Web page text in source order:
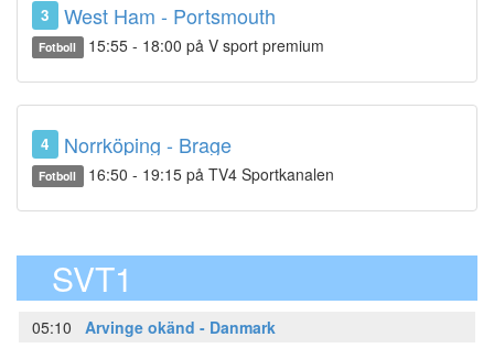
3 West Ham - Portsmouth
Fotboll 15:55 - 18:00 på V sport premium
4 Norrköping - Brage
Fotboll 16:50 - 19:15 på TV4 Sportkanalen
SVT1
05:10
Arvinge okänd - Danmark